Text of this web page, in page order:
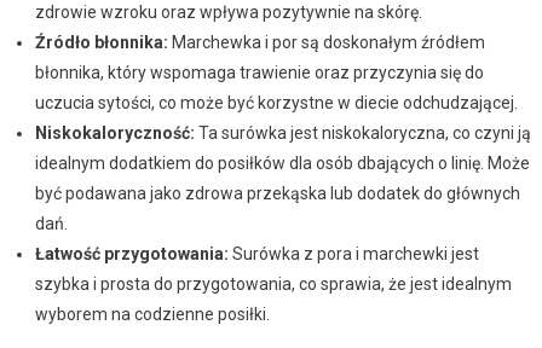
zdrowie wzroku oraz wpływa pozytywnie na skórę.
Źródło błonnika: Marchewka i por są doskonałym źródłem
błonnika, który wspomaga trawienie oraz przyczynia się do
uczucia sytości, co może być korzystne w diecie odchudzającej.
Niskokaloryczność: Ta surówka jest niskokaloryczna, co czyni ją
idealnym dodatkiem do posiłków dla osób dbających o linię. Może
być podawana jako zdrowa przekąska lub dodatek do głównych
dań.
Łatwość przygotowania: Surówka z pora i marchewki jest
szybka i prosta do przygotowania, co sprawia, że jest idealnym
wyborem na codzienne posiłki.